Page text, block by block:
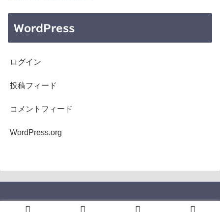
WordPress
ログイン
投稿フィード
コメントフィード
WordPress.org